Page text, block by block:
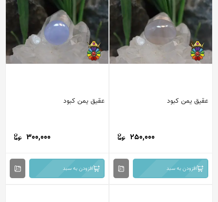
عقیق یمن کبود
250,000
افزودن به سبد
عقیق یمن کبود
300,000
افزودن به سبد